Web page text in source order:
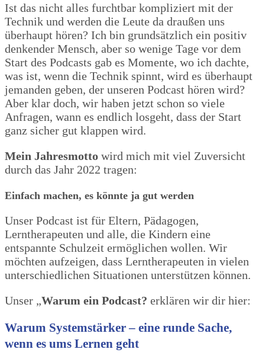
Ist das nicht alles furchtbar kompliziert mit der
Technik und werden die Leute da draußen uns
überhaupt hören? Ich bin grundsätzlich ein positiv
denkender Mensch, aber so wenige Tage vor dem
Start des Podcasts gab es Momente, wo ich dachte,
was ist, wenn die Technik spinnt, wird es überhaupt
jemanden geben, der unseren Podcast hören wird?
Aber klar doch, wir haben jetzt schon so viele
Anfragen, wann es endlich losgeht, dass der Start
ganz sicher gut klappen wird.
Mein Jahresmotto wird mich mit viel Zuversicht
durch das Jahr 2022 tragen:
Einfach machen, es könnte ja gut werden
Unser Podcast ist für Eltern, Pädagogen,
Lerntherapeuten und alle, die Kindern eine
entspannte Schulzeit ermöglichen wollen. Wir
möchten aufzeigen, dass Lerntherapeuten in vielen
unterschiedlichen Situationen unterstützen können.
Unser „Warum ein Podcast? erklären wir dir hier:
Warum Systemstärker – eine runde Sache,
wenn es ums Lernen geht